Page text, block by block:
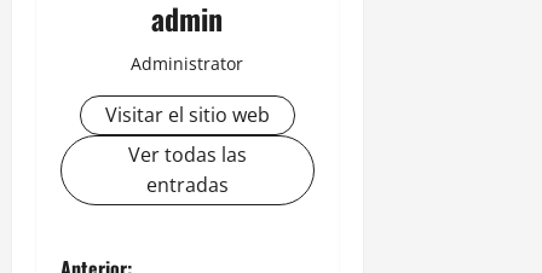
admin
Administrator
Visitar el sitio web
Ver todas las
entradas